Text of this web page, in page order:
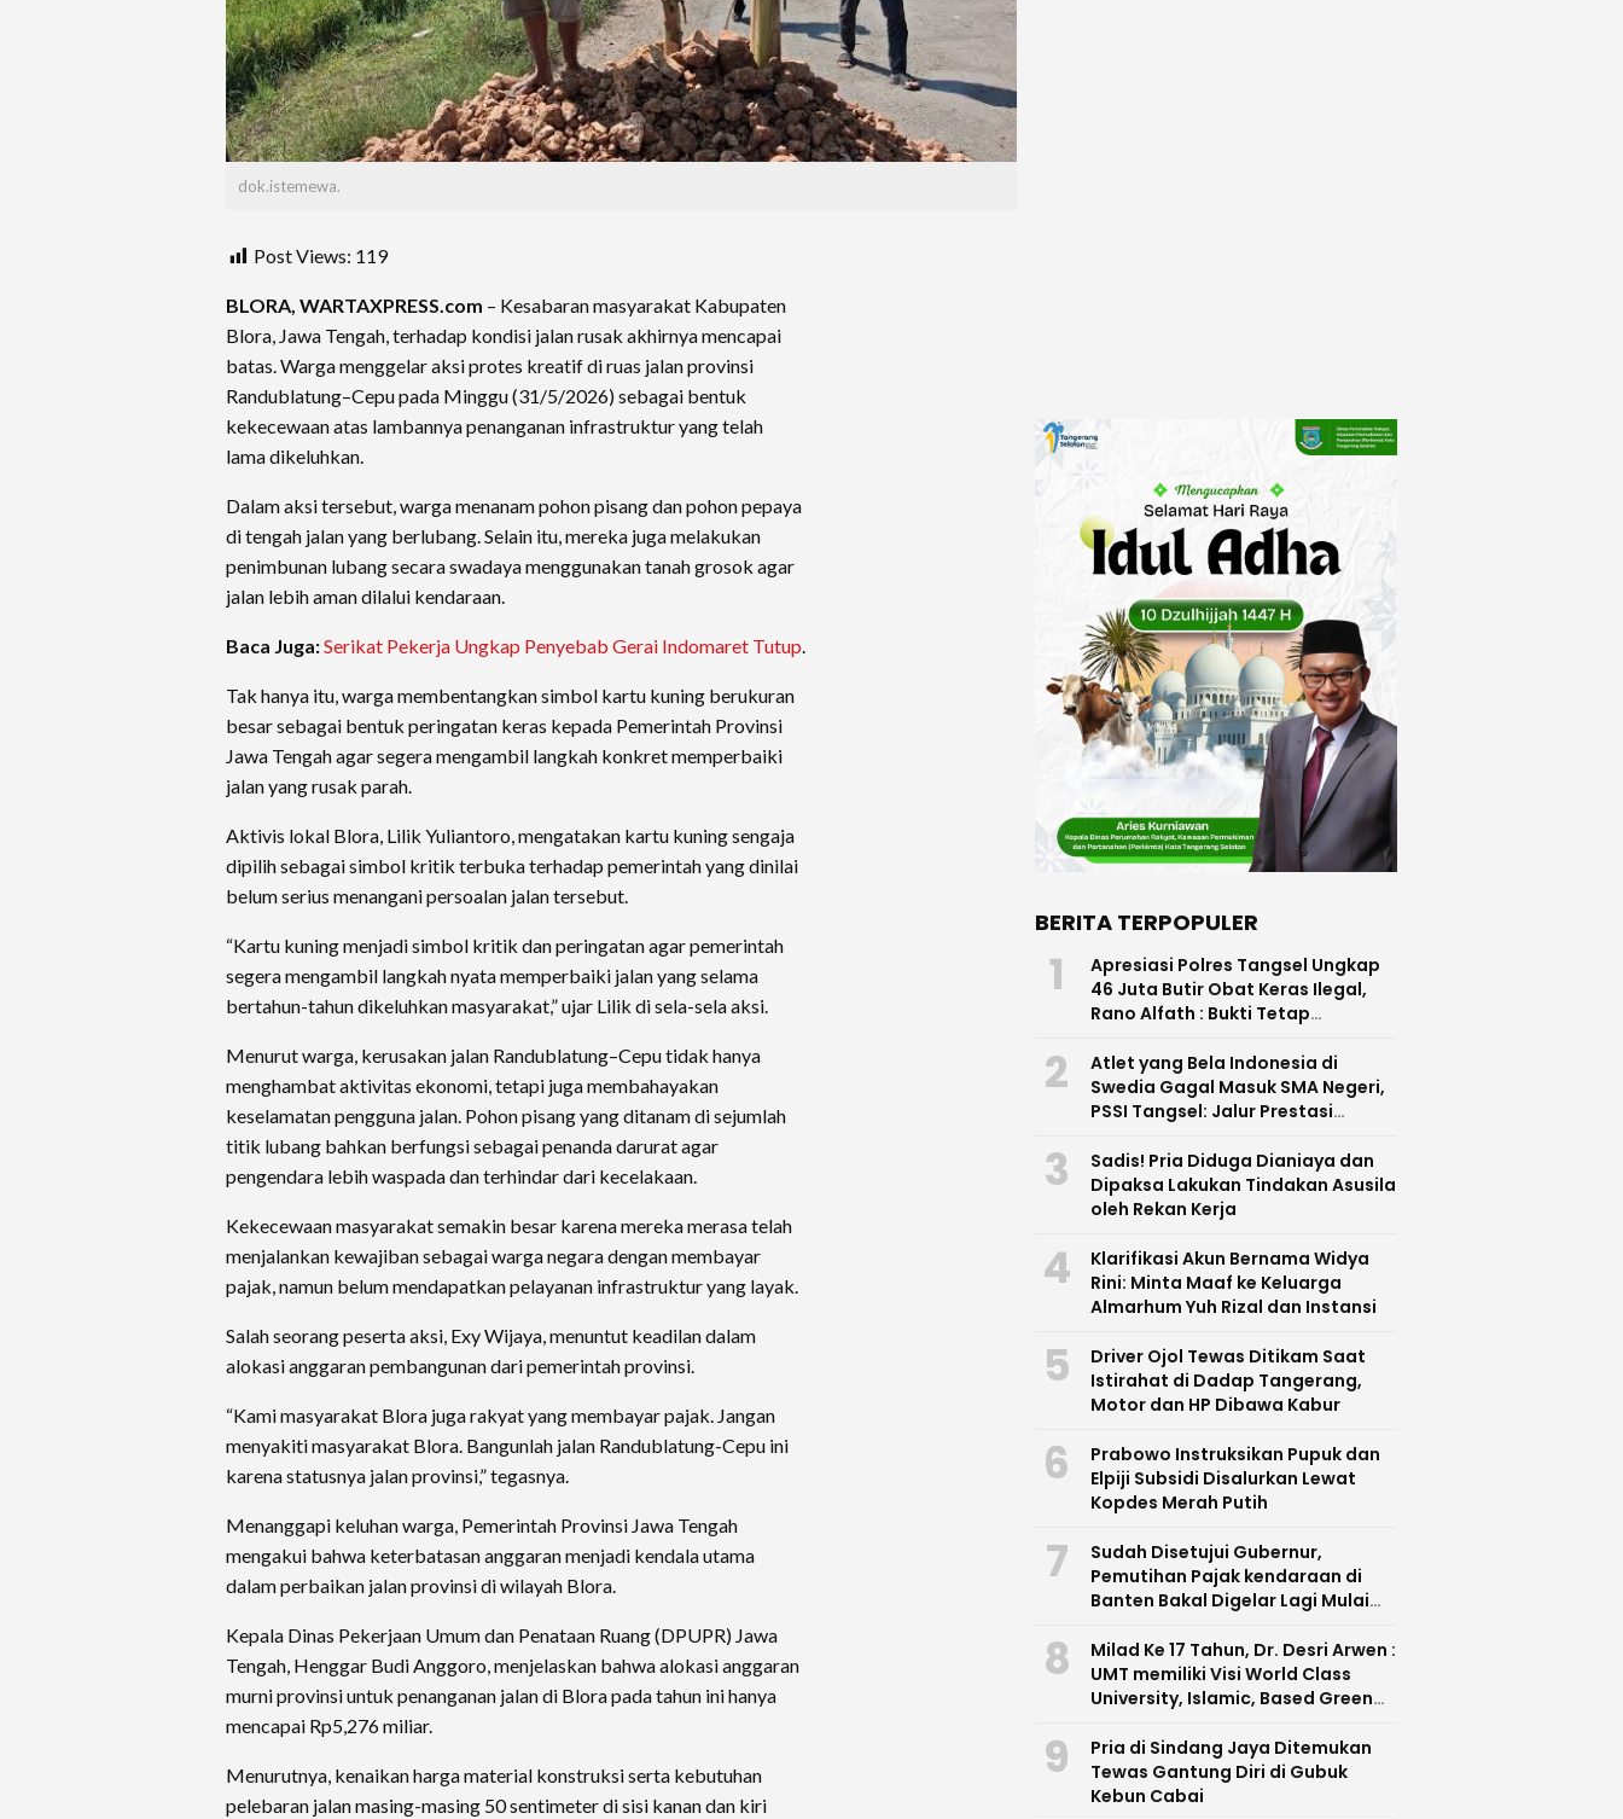
dok.istemewa.
Post Views: 119
BLORA, WARTAXPRESS.com – Kesabaran masyarakat Kabupaten
Blora, Jawa Tengah, terhadap kondisi jalan rusak akhirnya mencapai
batas. Warga menggelar aksi protes kreatif di ruas jalan provinsi
Randublatung–Cepu pada Minggu (31/5/2026) sebagai bentuk
kekecewaan atas lambannya penanganan infrastruktur yang telah
lama dikeluhkan.
Dalam aksi tersebut, warga menanam pohon pisang dan pohon pepaya
di tengah jalan yang berlubang. Selain itu, mereka juga melakukan
penimbunan lubang secara swadaya menggunakan tanah grosok agar
jalan lebih aman dilalui kendaraan.
Baca Juga:Serikat Pekerja Ungkap Penyebab Gerai Indomaret Tutup.
Tak hanya itu, warga membentangkan simbol kartu kuning berukuran
besar sebagai bentuk peringatan keras kepada Pemerintah Provinsi
Jawa Tengah agar segera mengambil langkah konkret memperbaiki
jalan yang rusak parah.
Aktivis lokal Blora, Lilik Yuliantoro, mengatakan kartu kuning sengaja
dipilih sebagai simbol kritik terbuka terhadap pemerintah yang dinilai
belum serius menangani persoalan jalan tersebut.
“Kartu kuning menjadi simbol kritik dan peringatan agar pemerintah
segera mengambil langkah nyata memperbaiki jalan yang selama
bertahun-tahun dikeluhkan masyarakat,” ujar Lilik di sela-sela aksi.
Menurut warga, kerusakan jalan Randublatung–Cepu tidak hanya
menghambat aktivitas ekonomi, tetapi juga membahayakan
keselamatan pengguna jalan. Pohon pisang yang ditanam di sejumlah
titik lubang bahkan berfungsi sebagai penanda darurat agar
pengendara lebih waspada dan terhindar dari kecelakaan.
Kekecewaan masyarakat semakin besar karena mereka merasa telah
menjalankan kewajiban sebagai warga negara dengan membayar
pajak, namun belum mendapatkan pelayanan infrastruktur yang layak.
Salah seorang peserta aksi, Exy Wijaya, menuntut keadilan dalam
alokasi anggaran pembangunan dari pemerintah provinsi.
“Kami masyarakat Blora juga rakyat yang membayar pajak. Jangan
menyakiti masyarakat Blora. Bangunlah jalan Randublatung-Cepu ini
karena statusnya jalan provinsi,” tegasnya.
Menanggapi keluhan warga, Pemerintah Provinsi Jawa Tengah
mengakui bahwa keterbatasan anggaran menjadi kendala utama
dalam perbaikan jalan provinsi di wilayah Blora.
Kepala Dinas Pekerjaan Umum dan Penataan Ruang (DPUPR) Jawa
Tengah, Henggar Budi Anggoro, menjelaskan bahwa alokasi anggaran
murni provinsi untuk penanganan jalan di Blora pada tahun ini hanya
mencapai Rp5,276 miliar.
Menurutnya, kenaikan harga material konstruksi serta kebutuhan
pelebaran jalan masing-masing 50 sentimeter di sisi kanan dan kiri
BERITA TERPOPULER
1
Apresiasi Polres Tangsel Ungkap
46 Juta Butir Obat Keras Ilegal,
Rano Alfath : Bukti Tetap
2
Atlet yang Bela Indonesia di
Swedia Gagal Masuk SMA Negeri,
PSSI Tangsel: Jalur Prestasi
3
Sadis! Pria Diduga Dianiaya dan
Dipaksa Lakukan Tindakan Asusila
oleh Rekan Kerja
4
Klarifikasi Akun Bernama Widya
Rini: Minta Maaf ke Keluarga
Almarhum Yuh Rizal dan Instansi
5
Driver Ojol Tewas Ditikam Saat
Istirahat di Dadap Tangerang,
Motor dan HP Dibawa Kabur
6
Prabowo Instruksikan Pupuk dan
Elpiji Subsidi Disalurkan Lewat
Kopdes Merah Putih
7
Sudah Disetujui Gubernur,
Pemutihan Pajak kendaraan di
Banten Bakal Digelar Lagi Mulai
8
Milad Ke 17 Tahun, Dr. Desri Arwen :
UMT memiliki Visi World Class
University, Islamic, Based Green
Unggul di Banten
9
Pria di Sindang Jaya Ditemukan
Tewas Gantung Diri di Gubuk
Kebun Cabai